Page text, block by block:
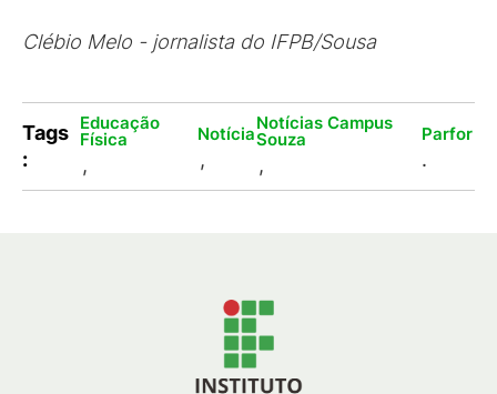
Clébio Melo - jornalista do IFPB/Sousa
Tags
:
Educação
Física
,
Notícia
,
Notícias Campus
Souza
,
Parfor
.